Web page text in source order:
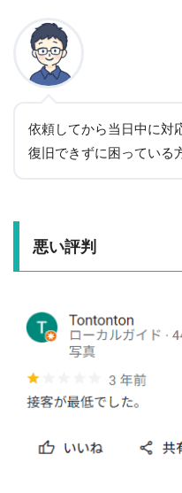
依頼してから当日中に対
復旧できずに困っている
悪い評判